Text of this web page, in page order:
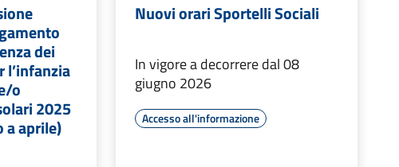
dei
l’infanzia
o
2025
a aprile)
Nuovi orari Sportelli Sociali
In vigore a decorrere dal 08
giugno 2026
Accesso all'informazione